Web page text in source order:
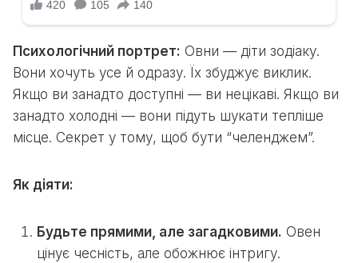
Психологічний портрет: Овни — діти зодіаку.
Вони хочуть усе й одразу. Їх збуджує виклик.
Якщо ви занадто доступні — ви нецікаві. Якщо ви
занадто холодні — вони підуть шукати тепліше
місце. Секрет у тому, щоб бути “челенджем”.
Як діяти:
Будьте прямими, але загадковими. Овен
цінує чесність, але обожнює інтригу.